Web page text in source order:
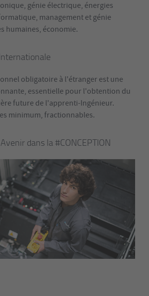
génie électrique, énergies
management et génie
humaines, économie.
obligatoire à l'étranger est une
essentielle pour l'obtention du
future de l'apprenti-Ingénieur.
minimum, fractionnables.
dans la #CONCEPTION